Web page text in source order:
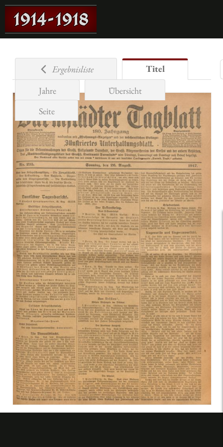
Ergebnisliste
Titel
Jahre
Übersicht
Seite